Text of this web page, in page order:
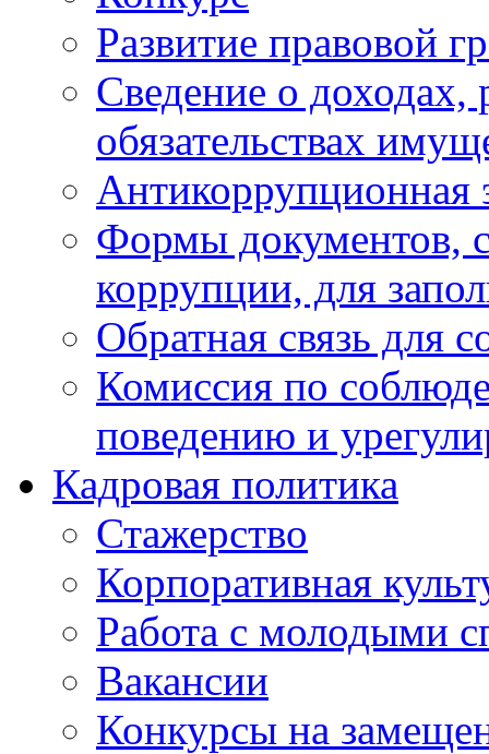
Развитие правовой
Сведение о доходах,
обязательствах
Антикоррупционная
Формы документов,
коррупции, для
Обратная связь для
Комиссия по
поведению и
Кадровая политика
Стажерство
Корпоративная
Работа с молодыми
Вакансии
Конкурсы на